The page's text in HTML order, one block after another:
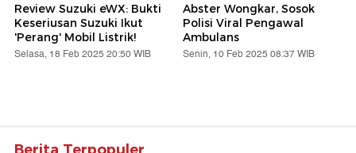
Review Suzuki eWX: Bukti
Keseriusan Suzuki Ikut
'Perang' Mobil Listrik!
Selasa, 18 Feb 2025 20:50 WIB
Abster Wongkar, Sosok
Polisi Viral Pengawal
Ambulans
Senin, 10 Feb 2025 08:37 WIB
Berita Terpopuler